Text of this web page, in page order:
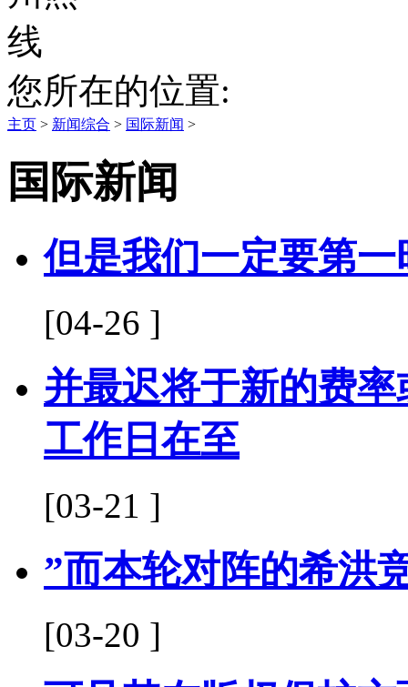
您所在的位置:
主页 > 新闻综合 > 国际新闻 >
国际新闻
但是我们一定要第
[04-26 ]
并最迟将于新的费
工作日在至
[03-21 ]
”而本轮对阵的希洪
[03-20 ]